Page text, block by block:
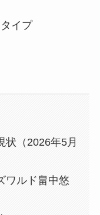
イプ
状（2026年5月
ワルド畠中悠